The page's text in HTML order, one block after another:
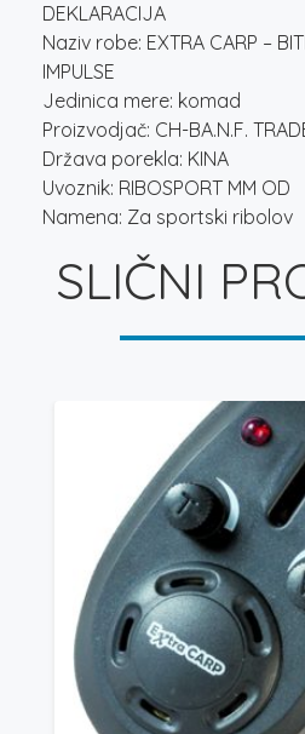
DEKLARACIJA
Naziv robe: EXTRA CARP –
IMPULSE
Jedinica mere: komad
Proizvodjač: CH-BA.N.F.
Država porekla: KINA
Uvoznik: RIBOSPORT MM OD
Namena: Za sportski ribolov
SLIČNI